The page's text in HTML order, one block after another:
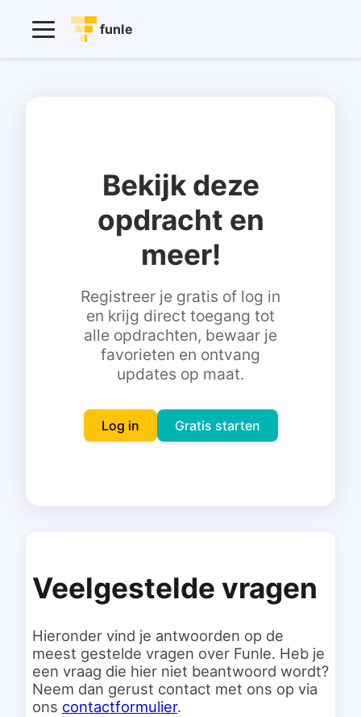
funle
Inloggen
Gratis starten
Bekijk deze
opdracht en
meer!
Registreer je gratis of log in
en krijg direct toegang tot
alle opdrachten, bewaar je
favorieten en ontvang
updates op maat.
Log in Gratis starten
Veelgestelde vragen
Hieronder vind je antwoorden op de
meest gestelde vragen over Funle. Heb je
een vraag die hier niet beantwoord wordt?
Neem dan gerust contact met ons op via
ons contactformulier.